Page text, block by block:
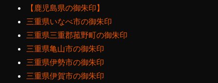
【鹿児島県の御朱印】
三重県いなべ市の御朱印
三重県三重郡菰野町の御朱印
三重県亀山市の御朱印
三重県伊勢市の御朱印
三重県伊賀市の御朱印